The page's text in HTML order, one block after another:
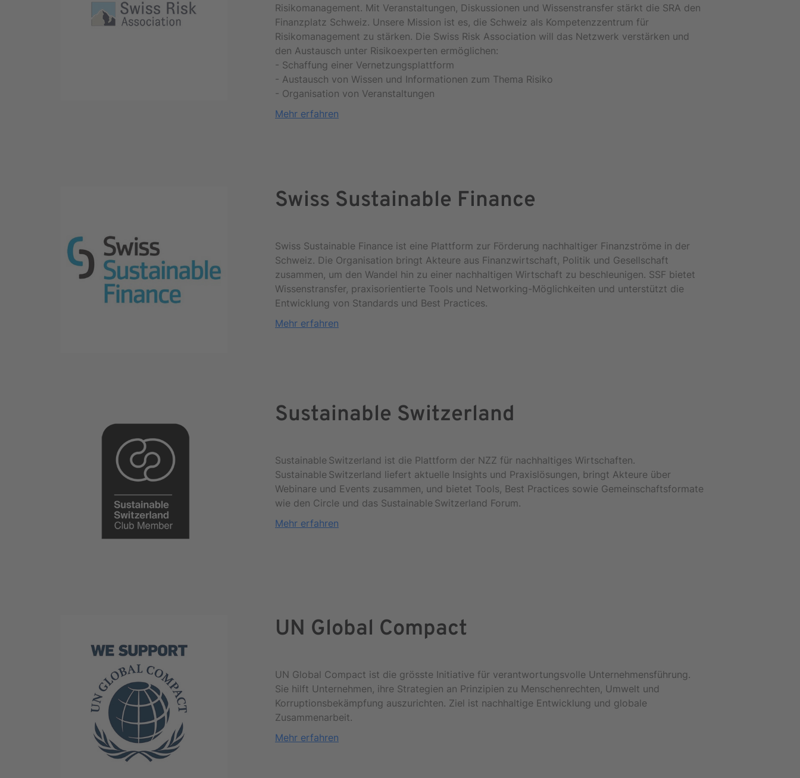
Risikomanagement. Mit Veranstaltungen, Diskussionen und Wissenstransfer stärkt die SRA den
Finanzplatz Schweiz. Unsere Mission ist es, die Schweiz als Kompetenzzentrum für
Risikomanagement zu stärken. Die Swiss Risk Association will das Netzwerk verstärken und
den Austausch unter Risikoexperten ermöglichen:
- Schaffung einer Vernetzungsplattform
- Austausch von Wissen und Informationen zum Thema Risiko
- Organisation von Veranstaltungen
Mehr erfahren
Swiss Sustainable Finance
Swiss Sustainable Finance ist eine Plattform zur Förderung nachhaltiger Finanzströme in der
Schweiz. Die Organisation bringt Akteure aus Finanzwirtschaft, Politik und Gesellschaft
zusammen, um den Wandel hin zu einer nachhaltigen Wirtschaft zu beschleunigen. SSF bietet
Wissenstransfer, praxisorientierte Tools und Networking-Möglichkeiten und unterstützt die
Entwicklung von Standards und Best Practices.
Mehr erfahren
Sustainable Switzerland
Sustainable Switzerland ist die Plattform der NZZ für nachhaltiges Wirtschaften.
Sustainable Switzerland liefert aktuelle Insights und Praxislösungen, bringt Akteure über
Webinare und Events zusammen, und bietet Tools, Best Practices sowie Gemeinschaftsformate
wie den Circle und das Sustainable Switzerland Forum.
Mehr erfahren
UN Global Compact
UN Global Compact ist die grösste Initiative für verantwortungsvolle Unternehmensführung.
Sie hilft Unternehmen, ihre Strategien an Prinzipien zu Menschenrechten, Umwelt und
Korruptionsbekämpfung auszurichten. Ziel ist nachhaltige Entwicklung und globale
Zusammenarbeit.
Mehr erfahren